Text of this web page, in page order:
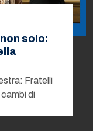
solo:
Fratelli
di